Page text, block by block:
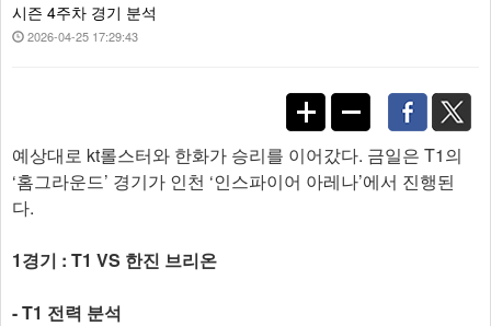
시즌 4주차 경기 분석
2026-04-25 17:29:43
예상대로 kt롤스터와 한화가 승리를 이어갔다. 금일은 T1의
‘홈그라운드’ 경기가 인천 ‘인스파이어 아레나’에서 진행된
다.
1경기 : T1 VS 한진 브리온
- T1 전력 분석